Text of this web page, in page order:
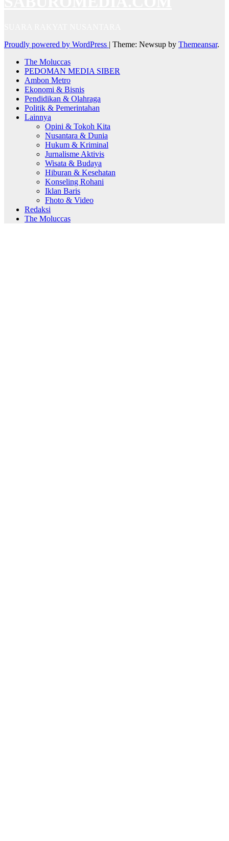
Proudly powered by WordPress | Theme: Newsup by Themeansar.
The Moluccas
PEDOMAN MEDIA SIBER
Ambon Metro
Ekonomi & Bisnis
Pendidikan & Olahraga
Politik & Pemerintahan
Lainnya
Opini & Tokoh Kita
Nusantara & Dunia
Hukum & Kriminal
Jurnalisme Aktivis
Wisata & Budaya
Hiburan & Kesehatan
Konseling Rohani
Iklan Baris
Fhoto & Video
Redaksi
The Moluccas